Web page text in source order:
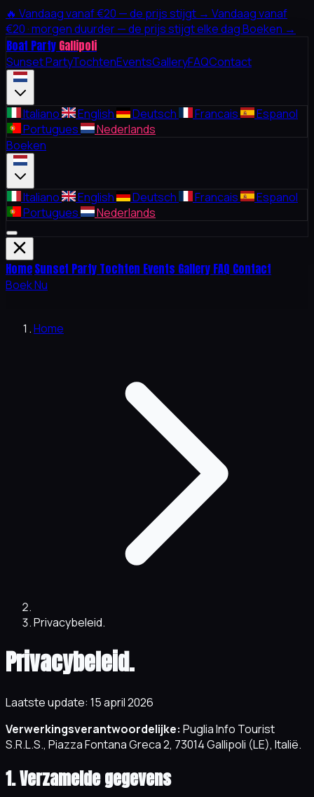
🔥 Vandaag vanaf €20 — de prijs stijgt → Vandaag vanaf
€20 · morgen duurder — de prijs stijgt elke dagBoeken →
Boat Party Gallipoli
Sunset PartyTochtenEventsGalleryFAQContact
Italiano English Deutsch Francais
Espanol
Portugues
Nederlands
Boeken
Italiano English Deutsch Francais
Espanol
Portugues
Nederlands
HomeSunset Party Tochten Events Gallery FAQ Contact
Boek Nu
Home
Privacybeleid.
Privacybeleid.
Laatste update: 15 april 2026
Verwerkingsverantwoordelijke: Puglia Info Tourist
S.R.L.S., Piazza Fontana Greca 2, 73014 Gallipoli (LE), Italië.
1. Verzamelde gegevens